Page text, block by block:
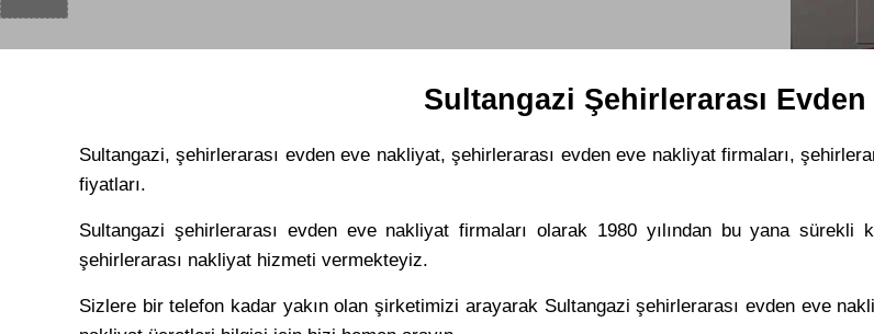
Sultangazi Şehirlerarası
Sultangazi, şehirlerarası evden eve nakliyat, şehirlerarası evden eve nakliyat firmaları,
fiyatları.
Sultangazi şehirlerarası evden eve nakliyat firmaları olarak 1980 yılından bu yana
şehirlerarası nakliyat hizmeti vermekteyiz.
Sizlere bir telefon kadar yakın olan şirketimizi arayarak Sultangazi şehirlerarası evden eve